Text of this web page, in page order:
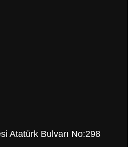
Atatürk Bulvarı No:298